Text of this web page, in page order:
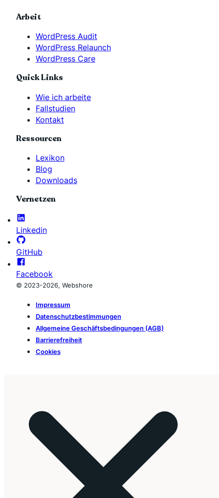
Arbeit
WordPress Audit
WordPress Relaunch
WordPress Care
Quick Links
Wie ich arbeite
Fallstudien
Kontakt
Ressourcen
Lexikon
Blog
Downloads
Vernetzen
Linkedin
GitHub
Facebook
© 2023-2026, Webshore
Impressum
Datenschutzbestimmungen
Allgemeine Geschäftsbedingungen (AGB)
Barrierefreiheit
Cookies